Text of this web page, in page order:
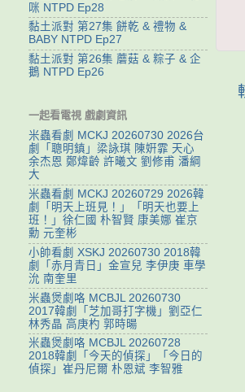
咪 NTPD Ep28
黏土派對 第27集 餅乾 & 禮物 &
BABY NTPD Ep27
黏土派對 第26集 蘑菇 & 粽子 & 企
鵝 NTPD Ep26
一起看電視 戲劇資訊
米蟲看劇 MCKJ 20260730 2026台
劇「聰明鎮」梁詠琪 陳姸霏 天心
余杰恩 鄭煒齡 許曦文 劉修甫 潘綱
大
米蟲看劇 MCKJ 20260729 2026韓
劇「明天上班見！」「明天也要上
班！」徐仁國 朴智賢 康美娜 崔京
勳 元奎彬
小帥看劇 XSKJ 20260730 2018韓
劇「赤月青日」金宣兒 李伊庚 車學
沇 南奎里
米蟲煲劇咯 MCBJL 20260730
2017韓劇「芝加哥打字機」劉亞仁
林秀晶 高庚杓 郭時暘
米蟲煲劇咯 MCBJL 20260728
2018韓劇「今天的偵探」「今日的
偵探」崔丹尼爾 朴恩斌 李智雅